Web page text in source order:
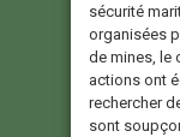
sécurité
organisées
de mines, le
actions ont
rechercher
sont